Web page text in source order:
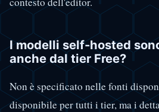
I modelli self-hosted
anche dal tier Free?
Non è specificato nelle fonti
disponibile per tutti i tier, ma i